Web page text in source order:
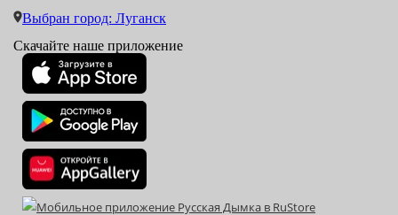
Выбран город: Луганск
Скачайте наше приложение